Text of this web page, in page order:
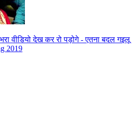
वीडियो देख कर रो पड़ोगे - एतना बदल गइलू
2019